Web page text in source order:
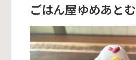
ごはん屋ゆめあとむ